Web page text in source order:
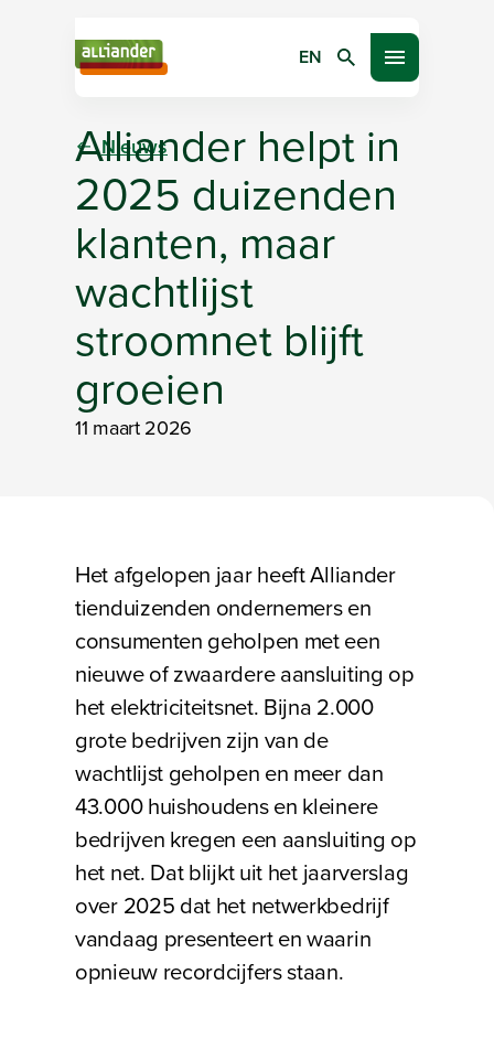
EN ZoekenOpen menu
Nieuws
Alliander helpt in
2025 duizenden
klanten, maar
wachtlijst
stroomnet blijft
groeien
11 maart 2026
Het afgelopen jaar heeft Alliander
tienduizenden ondernemers en
consumenten geholpen met een
nieuwe of zwaardere aansluiting op
het elektriciteitsnet. Bijna 2.000
grote bedrijven zijn van de
wachtlijst geholpen en meer dan
43.000 huishoudens en kleinere
bedrijven kregen een aansluiting op
het net. Dat blijkt uit het jaarverslag
over 2025 dat het netwerkbedrijf
vandaag presenteert en waarin
opnieuw recordcijfers staan.